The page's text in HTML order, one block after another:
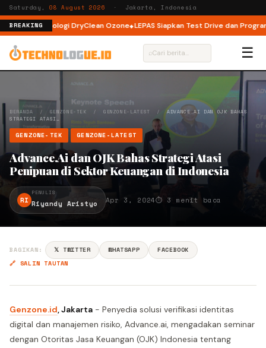
Saturday,08 August 2026 · Jakarta, Indonesia
BREAKING
Teknologi DryClean Ozone LEPAS Siapkan Test Drive dan Program
⌕ ☰
BERANDA / GENZONE-TEK / GENZONE-LATEST /ADVANCE.AI DAN OJK BAHAS
STRATEGI ATASI…
GENZONE-TEK GENZONE-LATEST
Advance.Ai dan OJK Bahas Strategi Atasi
Penipuan di Sektor Keuangan di Indonesia
RI
PENULIS
Riyandy Aristyo Apr 3, 2024⏱ 3 menit baca
BAGIKAN: 𝕏 TWITTER WHATSAPP
FACEBOOK
🔗 SALIN TAUTAN
Genzone.id, Jakarta - Penyedia solusi verifikasi identitas
digital dan manajemen risiko, Advance.ai, mengadakan seminar
dengan Otoritas Jasa Keuangan (OJK) Indonesia tentang